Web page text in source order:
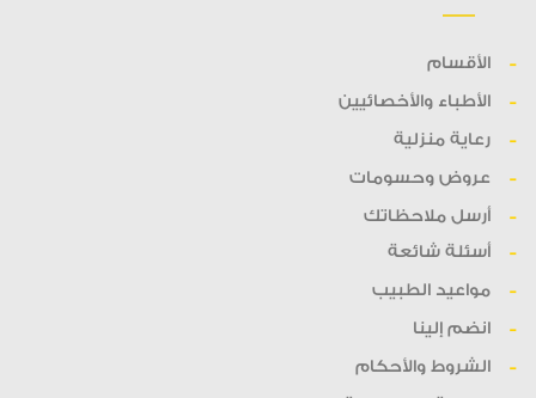
الأقسام
الأطباء والأخصائيين
رعاية منزلية
عروض وحسومات
أرسل ملاحظاتك
أسئلة شائعة
مواعيد الطبيب
انضم إلينا
الشروط والأحكام